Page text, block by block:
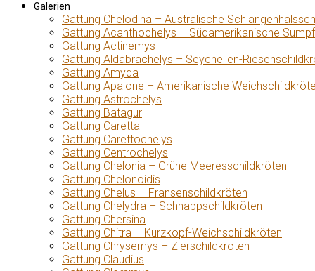
Galerien
Gattung Chelodina – Australische
Gattung Acanthochelys – Südamerikanische
Gattung Actinemys
Gattung Aldabrachelys – Seychellen-
Gattung Amyda
Gattung Apalone – Amerikanische
Gattung Astrochelys
Gattung Batagur
Gattung Caretta
Gattung Carettochelys
Gattung Centrochelys
Gattung Chelonia – Grüne Meeresschildkröten
Gattung Chelonoidis
Gattung Chelus – Fransenschildkröten
Gattung Chelydra – Schnappschildkröten
Gattung Chersina
Gattung Chitra – Kurzkopf-Weichschildkröten
Gattung Chrysemys – Zierschildkröten
Gattung Claudius